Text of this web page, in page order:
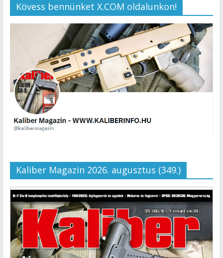
Kövess bennünket X.COM oldalunkon!
Kaliber Magazin 2026. augusztus (349.)